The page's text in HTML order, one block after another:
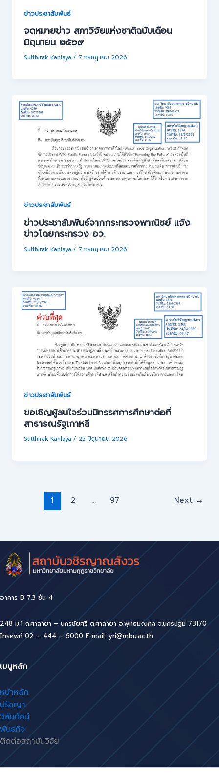
ข่าวประชาสัมพันธ์
จดหมายข่าว สภาวิจัยแห่งชาติฉบับเดือน
มิถุนายน ๒๕๖๙
Sutthirak Kanlaya / 7 กรกฎาคม 2026
ข่าวประชาสัมพันธ์
ข่าวประชาสัมพันธ์จากกระทรวงพาณิชย์ แจ้ง
ข่าวโดยกระทรวง อว.
Sutthirak Kanlaya / 7 กรกฎาคม 2026
ข่าวประชาสัมพันธ์
ขอเชิญผู้สนใจร่วมนิทรรศการศึกษาต่อที่
สาธารณรัฐเกาหลี
Sutthirak Kanlaya / 25 มิถุนายน 2026
1 2 … 97 Next →
อาคาร B 7.3 ชั้น 4
248 ม.1 ถ.ศาลายา – นครชัยศรี ต.ศาลายา อ.พุทธมณฑล จ.นครปฐม 73170
โทรศัพท์ 02 – 444 – 6000 E-mail: yri@mbu.ac.th
เมนูหลัก
หน้าหลัก
ปรัชญา
วิสัยทัศน์
พันธกิจ
ติดต่อสถาบันวิจัย